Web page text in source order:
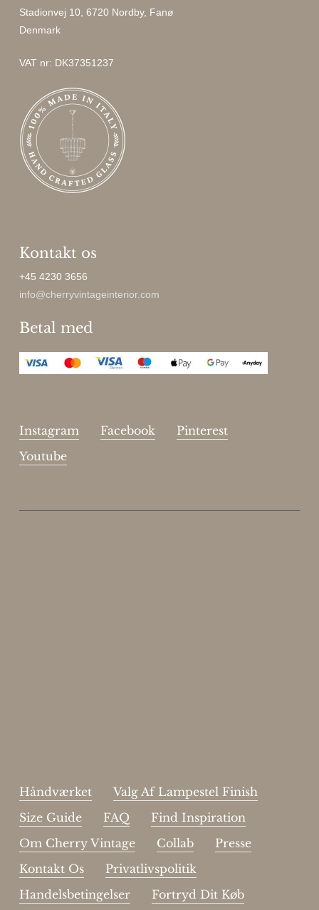
Stadionvej 10, 6720 Nordby, Fanø
Denmark
VAT nr: DK37351237
Kontakt os
+45 4230 3656
info@cherryvintageinterior.com
Betal med
Instagram Facebook
Pinterest
Youtube
Håndværket
Valg Af Lampestel Finish
Size Guide
FAQ
Find Inspiration
Om Cherry Vintage
Collab
Presse
Kontakt Os
Privatlivspolitik
Handelsbetingelser
Fortryd Dit Køb